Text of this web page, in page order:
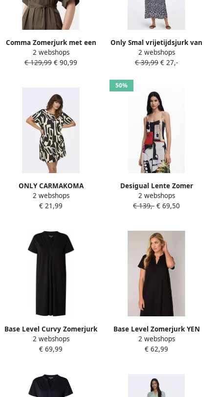
Comma Zomerjurk met een
bindceintuur
2 webshops
€ 129,99 € 90,99
Only Smal vrijetijdsjurk van
pure viscose model 'NELLY'
2 webshops
€ 39,99 € 27,-
ONLY CARMAKOMA
Zomerjurk CARLUX SS
TUNIC DRESS WVN NOOS
2 webshops
€ 21,99
50%
Desigual Lente Zomer
Dames Lange Jurken
Collectie Multicolor Dames
2 webshops
€ 139,- € 69,50
Base Level Curvy Zomerjurk
met een bindceintuur
2 webshops
€ 69,99
Base Level Zomerjurk YEN
met een bindceintuur
2 webshops
€ 62,99